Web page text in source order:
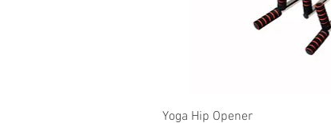
Yoga Hip Opener